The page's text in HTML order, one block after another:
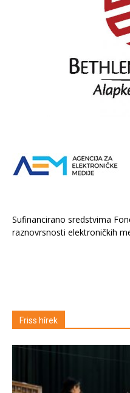
Sufinancirano sredstvima
raznovrsnosti elektroničkih
Friss hírek